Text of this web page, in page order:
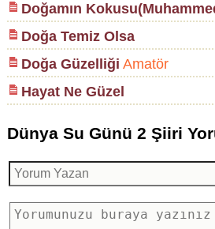
Doğamın
Doğa Temiz Olsa
Doğa Güzelliği Amatör
Hayat Ne Güzel
Dünya Su Günü 2 Şiiri